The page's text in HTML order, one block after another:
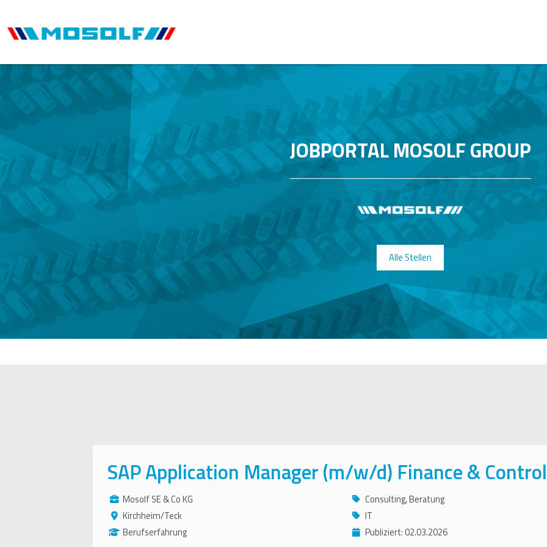
JOBPORTAL MOSOLF GROUP
Alle Stellen
SAP Application Manager (m/w/d) Finance &
Mosolf SE & Co KG
Kirchheim/Teck
Berufserfahrung
Consulting, Beratung
IT
Publiziert: 02.03.2026